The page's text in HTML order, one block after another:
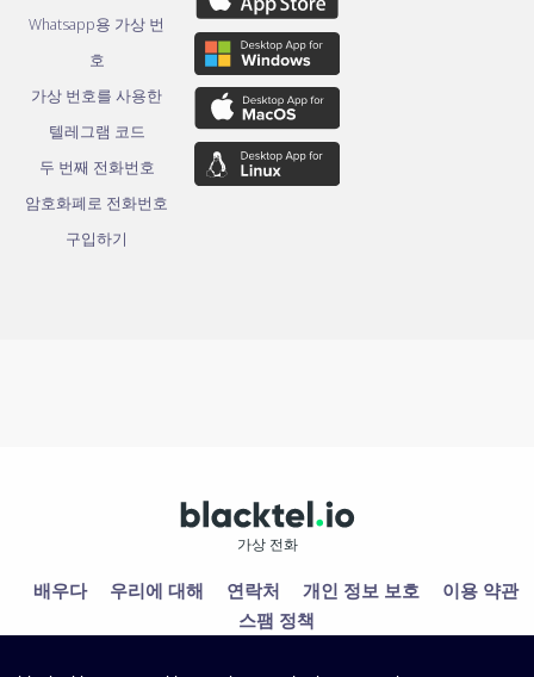
Whatsapp용 가상 번
호
가상 번호를 사용한
텔레그램 코드
두 번째 전화번호
암호화폐로 전화번호
구입하기
가상 전화
배우다 우리에 대해 연락처 개인 정보 보호
이용 약관
스팸 정책